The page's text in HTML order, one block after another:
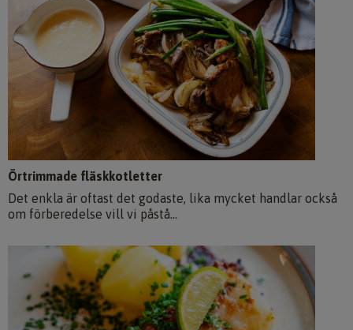
Örtrimmade fläskkotletter
Det enkla är oftast det godaste, lika mycket handlar också
om förberedelse vill vi påstå...